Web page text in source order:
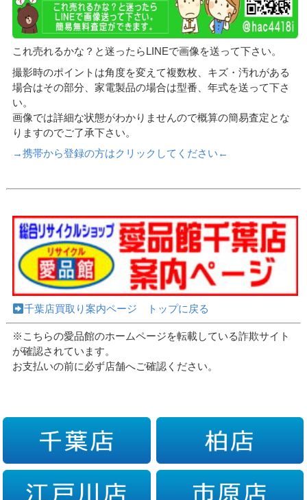
これ売れるかな？と迷ったらLINEで画像を送って下さい。
撮影時のポイントは角度を変えて複数枚、キズ・汚れがある
場合はその部分、家電製品の場合は型番、年式を送って下さ
い。
画像では詳細な状態がわかりませんので概算の簡易査定とな
りますのでご了承下さい。
→携帯から登録の方はクリックしてください←
千葉店買取り案内ページ トップに戻る
※こちらの愛品館のホームページを転載している詐欺サイト
が確認されています。
お支払いの前に必ず店舗へご確認ください。